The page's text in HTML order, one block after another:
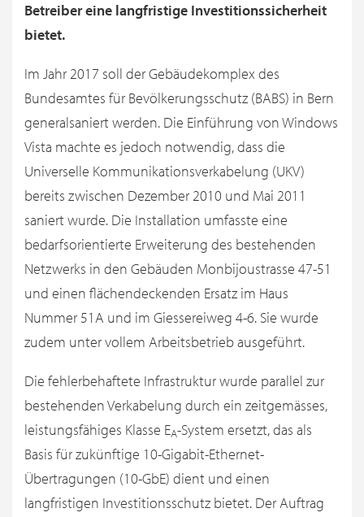
Betreiber eine langfristige Investitionssicherheit
bietet.
Im Jahr 2017 soll der Gebäudekomplex des
Bundesamtes für Bevölkerungsschutz (BABS) in Bern
generalsaniert werden. Die Einführung von Windows
Vista machte es jedoch notwendig, dass die
Universelle Kommunikationsverkabelung (UKV)
bereits zwischen Dezember 2010 und Mai 2011
saniert wurde. Die Installation umfasste eine
bedarfsorientierte Erweiterung des bestehenden
Netzwerks in den Gebäuden Monbijoustrasse 47-51
und einen flächendeckenden Ersatz im Haus
Nummer 51A und im Giessereiweg 4-6. Sie wurde
zudem unter vollem Arbeitsbetrieb ausgeführt.
Die fehlerbehaftete Infrastruktur wurde parallel zur
bestehenden Verkabelung durch ein zeitgemässes,
leistungsfähiges Klasse EA-System ersetzt, das als
Basis für zukünftige 10-Gigabit-Ethernet-
Übertragungen (10-GbE) dient und einen
langfristigen Investitionsschutz bietet. Der Auftrag